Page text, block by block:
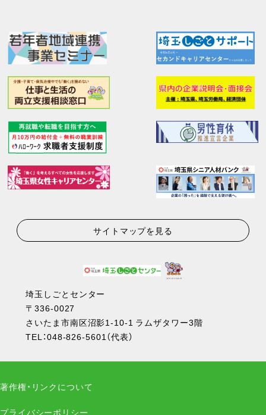
サイトマップを見る
埼玉しごとセンター
〒336-0027
さいたま市南区沼影1-10-1 ラムザタワー3階
TEL：048-826-5601（代表）
著作権・リンクについて
プライバシーポリシー